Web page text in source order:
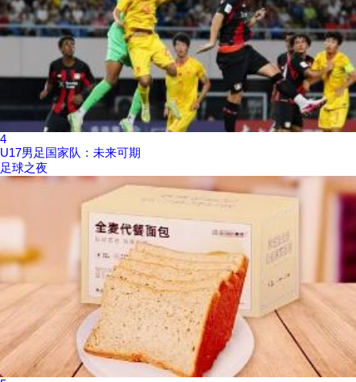
4
U17男足国家队：未来可期
足球之夜